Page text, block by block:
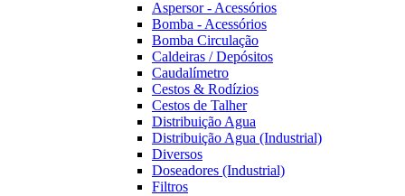
Aspersor - Acessórios
Bomba - Acessórios
Bomba Circulação
Caldeiras / Depósitos
Caudalímetro
Cestos & Rodízios
Cestos de Talher
Distribuição Agua
Distribuição Agua (Industrial)
Diversos
Doseadores (Industrial)
Filtros